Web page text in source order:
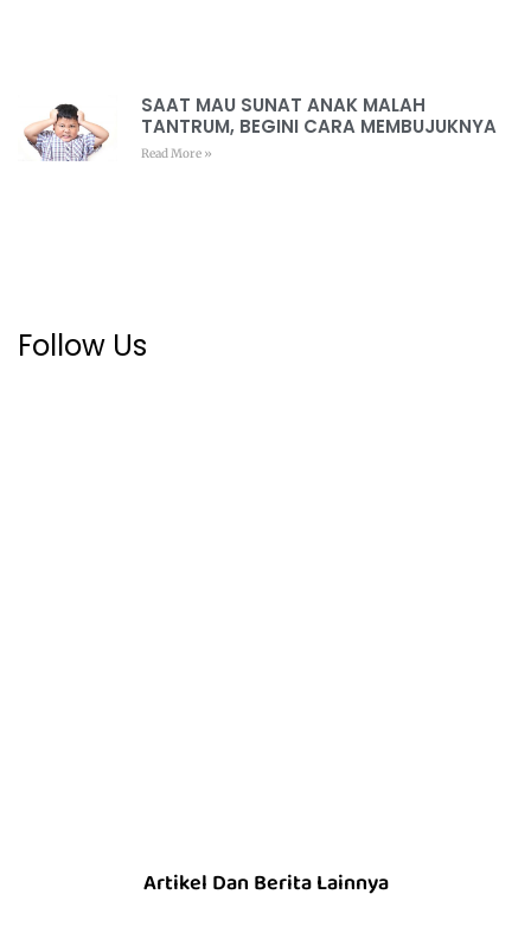
SAAT MAU SUNAT ANAK MALAH
TANTRUM, BEGINI CARA MEMBUJUKNYA
Read More »
Follow Us
Artikel Dan Berita Lainnya